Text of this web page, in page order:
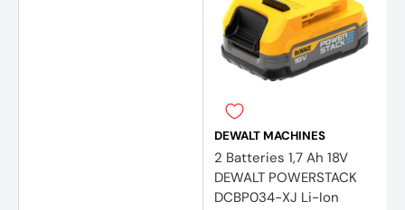
DEWALT MACHINES
2 Batteries 1,7 Ah 18V
DEWALT POWERSTACK
DCBP034-XJ Li-Ion